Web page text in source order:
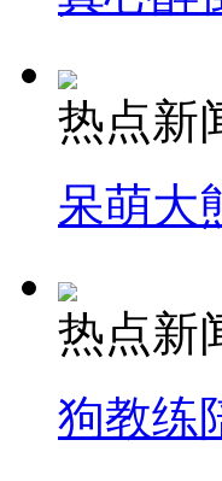
热点新
呆萌大
热点新
狗教练